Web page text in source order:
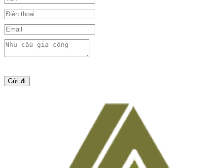
Gửi đi